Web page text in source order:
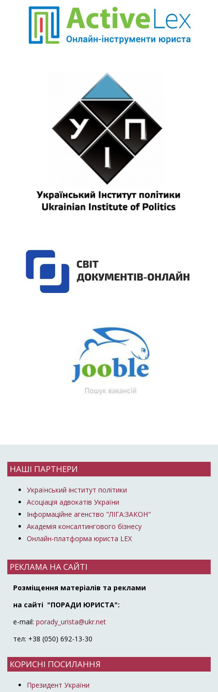
НАШІ ПАРТНЕРИ
Український інститут політики
Асоціація адвокатів України
Інформаційне агенство "ЛІГА:ЗАКОН"
Академія консалтингового бізнесу
Онлайн-платформа юриста LEX
РЕКЛАМА НА САЙТІ
Розміщення матеріалів та реклами
на сайті "ПОРАДИ ЮРИСТА":
e-mail: porady_urista@ukr.net
тел: +38 (050) 692-13-30
КОРИСНІ ПОСИЛАННЯ
Президент України